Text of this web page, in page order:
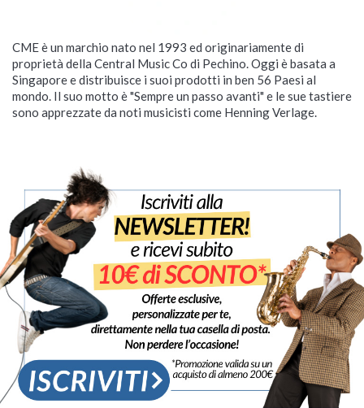
CME è un marchio nato nel 1993 ed originariamente di
proprietà della Central Music Co di Pechino. Oggi è basata a
Singapore e distribuisce i suoi prodotti in ben 56 Paesi al
mondo. Il suo motto è "Sempre un passo avanti" e le sue tastiere
sono apprezzate da noti musicisti come Henning Verlage.